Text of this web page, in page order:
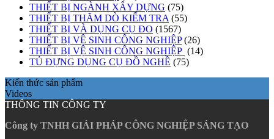
THIẾT BỊ NGÀNH XÂY DỰNG (75)
THIẾT BỊ THĂM DÒ KIỂM TRA (55)
THIẾT BỊ VÀ DỤNG CỤ ĐO (1567)
THIẾT BỊ VỆ SINH CÔNG NGHIỆP (26)
THIẾT BỊ VỆ SINH CÔNG NGHIỆP (14)
TỦ ĐỰNG DỤNG CỤ ĐỒ NGHỀ (75)
Kiến thức sản phẩm
Videos
THÔNG TIN CÔNG TY
Công ty TNHH GIẢI PHÁP CÔNG NGHIỆP SÁNG TẠO